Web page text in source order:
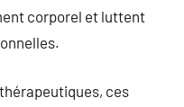
corporel et luttent
ces